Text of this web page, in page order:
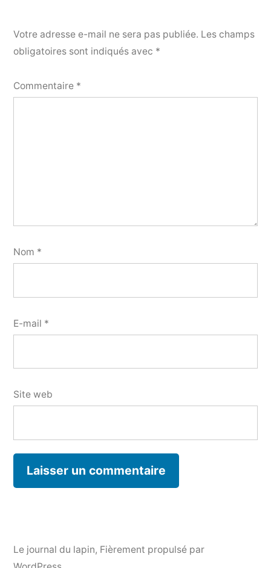
Votre adresse e-mail ne sera pas publiée. Les champs
obligatoires sont indiqués avec *
Commentaire *
Nom *
E-mail *
Site web
Le journal du lapin, Fièrement propulsé par